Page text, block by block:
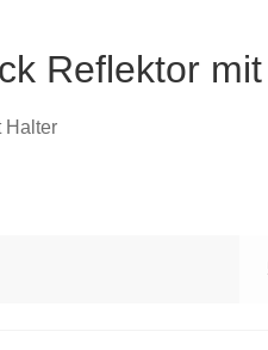
Reflektor
Halter